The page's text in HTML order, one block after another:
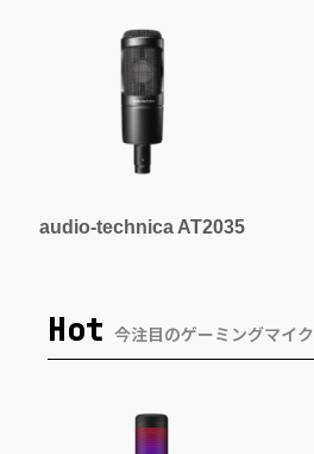
audio-technica AT2035
Hot 今注目のゲーミングマイク